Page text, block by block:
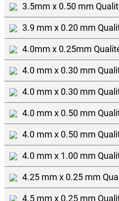
3.5mm x 0.50 mm
3.9 mm x 0.20 mm
4.0mm x 0.25mm
4.0 mm x 0.30 mm
4.0 mm x 0.30 mm
4.0 mm x 0.50 mm
4.0 mm x 0.50 mm
4.0 mm x 1.00 mm
4.25 mm x 0.25 mm
4.5 mm x 0.25 mm